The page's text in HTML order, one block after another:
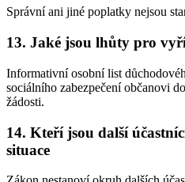
Správní ani jiné poplatky nejsou
13. Jaké jsou lhůty pro
Informativní osobní list
sociálního zabezpečení občanovi
žádosti.
14. Kteří jsou další
situace